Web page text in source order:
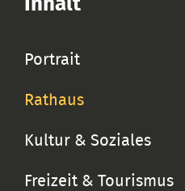
Portrait
Rathaus
Kultur & Soziales
Freizeit & Tourismus